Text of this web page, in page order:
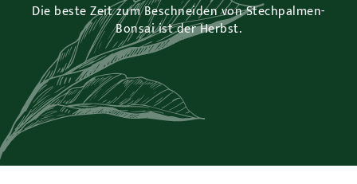
Die beste Zeit zum Beschneiden von Stechpalmen-
Bonsai ist der Herbst.